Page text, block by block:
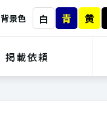
背景色 白 青 黄
掲載依頼